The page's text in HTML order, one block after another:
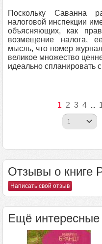
Поскольку Саванна
налоговой инспекции
объясняющих, как
возмещение налога,
мысль, что номер
великое множество
идеально спланировать
1 2 3 4 ...
Отзывы о книге
Написать свой отзыв
Ещё интересные